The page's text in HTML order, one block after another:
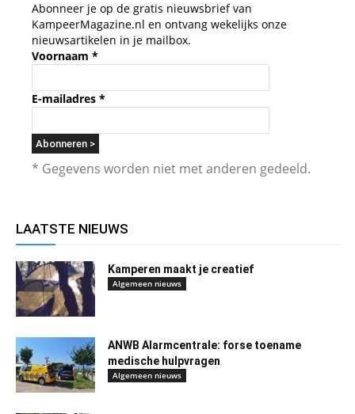
Abonneer je op de gratis nieuwsbrief van
KampeerMagazine.nl en ontvang wekelijks onze
nieuwsartikelen in je mailbox.
Voornaam *
E-mailadres *
* Gegevens worden niet met anderen gedeeld.
LAATSTE NIEUWS
Kamperen maakt je creatief
Algemeen nieuws
ANWB Alarmcentrale: forse toename
medische hulpvragen
Algemeen nieuws